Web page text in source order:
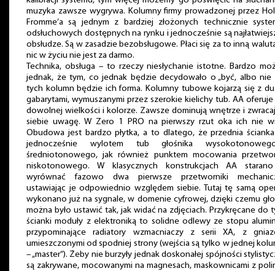
muzyka zawsze wygrywa. Kolumny firmy prowadzonej przez
Fromme’a są jednym z bardziej złożonych technicznie
odsłuchowych dostępnych na rynku i jednocześnie są
obsłudze. Są w zasadzie bezobsługowe. Płaci się za to inną
nic w życiu nie jest za darmo.
Technika, obsługa – to rzeczy niesłychanie istotne. Bardzo
jednak, że tym, co jednak będzie decydowało o „być, albo nie
tych kolumn będzie ich forma. Kolumny tubowe kojarzą się z
gabarytami, wymuszanymi przez szerokie kielichy tub. AA
dowolnej wielkości i kolorze. Zawsze dominują wnętrze i
siebie uwagę. W Zero 1 PRO na pierwszy rzut oka ich nie
Obudowa jest bardzo płytka, a to dlatego, że przednia
jednocześnie wylotem tub głośnika
średniotonowego, jak również punktem mocowania
niskotonowego. W klasycznych konstrukcjach AA
wyrównać fazowo dwa pierwsze przetworniki
ustawiając je odpowiednio względem siebie. Tutaj tę samą
wykonano już na sygnale, w domenie cyfrowej, dzięki czemu
można było ustawić tak, jak widać na zdjęciach. Przykręcane do
ścianki moduły z elektroniką to solidne odlewy ze stopu
przypominające radiatory wzmacniaczy z serii XA, z
umieszczonymi od spodniej strony (wejścia są tylko w jednej
– „master”). Żeby nie burzyły jednak doskonałej spójności
są zakrywane, mocowanymi na magnesach, maskownicami z